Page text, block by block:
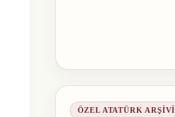
ÖZEL ATATÜRK ARŞIVI